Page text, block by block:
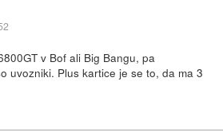
v Bof ali Big Bangu, pa
uvozniki. Plus kartice je se to, da ma 3